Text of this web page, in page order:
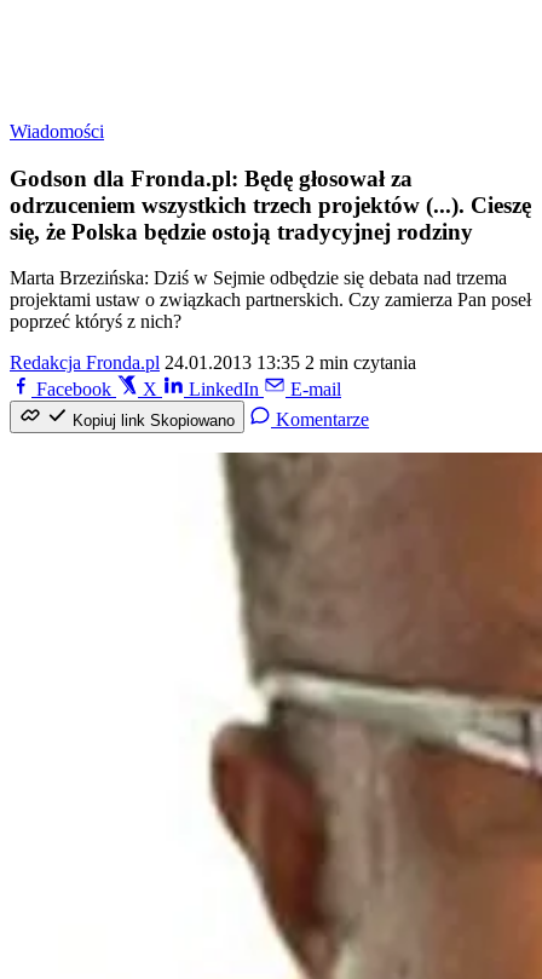
Wiadomości
Godson dla Fronda.pl: Będę głosował za
odrzuceniem wszystkich trzech projektów (...). Cieszę
się, że Polska będzie ostoją tradycyjnej rodziny
Marta Brzezińska: Dziś w Sejmie odbędzie się debata nad trzema
projektami ustaw o związkach partnerskich. Czy zamierza Pan poseł
poprzeć któryś z nich?
Redakcja Fronda.pl 24.01.2013 13:35 2 min czytania
Facebook
X LinkedIn E-mail
Kopiuj link Skopiowano Komentarze